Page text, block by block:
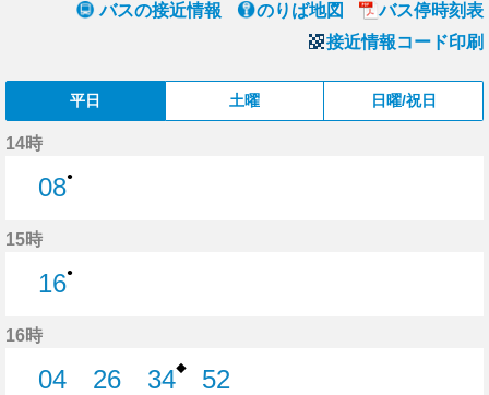
バスの接近情報 のりば地図
バス停時刻表
接近情報コード印刷
平日 土曜 日曜/祝日
14時
08●
15時
16●
16時
04
26
34◆
52